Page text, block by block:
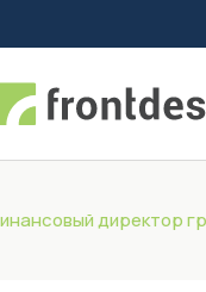
директор